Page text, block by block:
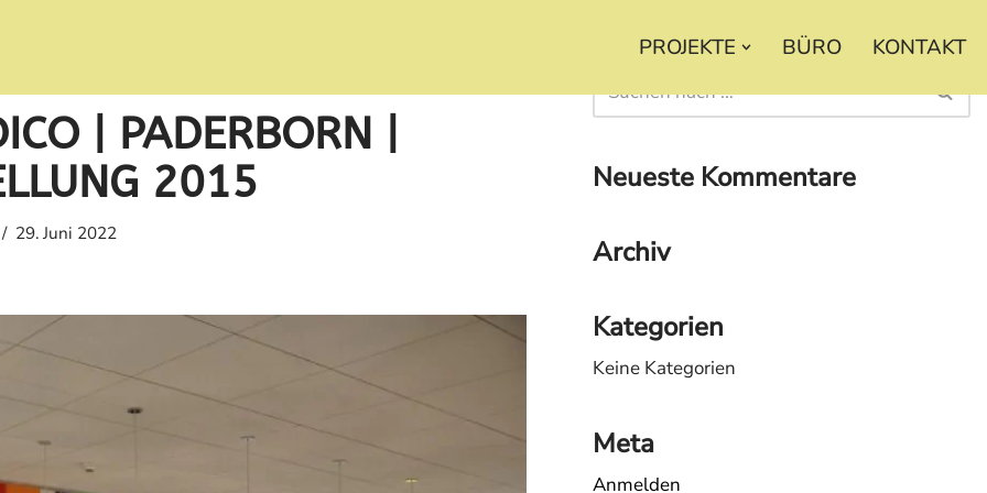
PROJEKTE BÜRO KONTAKT
| PADERBORN |
2015
29. Juni 2022
Neueste Kommentare
Archiv
Kategorien
Keine Kategorien
Meta
Anmelden